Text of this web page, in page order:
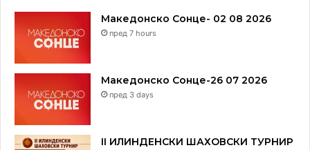
Македонско Сонце- 02 08 2026
пред 7 hours
Македонско Сонце-26 07 2026
пред 3 days
II ИЛИНДЕНСКИ ШАХОВСКИ ТУРНИР